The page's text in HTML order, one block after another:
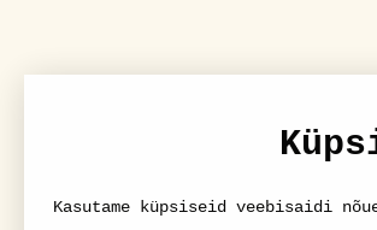
Kasutame küpsiseid veebisaidi